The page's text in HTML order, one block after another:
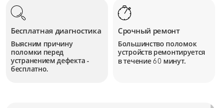
Бесплатная диагностика
Выясним причину
поломки перед
устранением дефекта -
бесплатно.
Срочный ремонт
Большинство поломок
устройств ремонтируется
в течение60 минут.